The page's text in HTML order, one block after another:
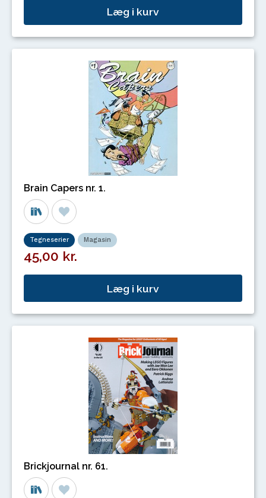
Læg i kurv
Brain Capers nr. 1.
Tegneserier Magasin
45,00 kr.
Læg i kurv
Brickjournal nr. 61.